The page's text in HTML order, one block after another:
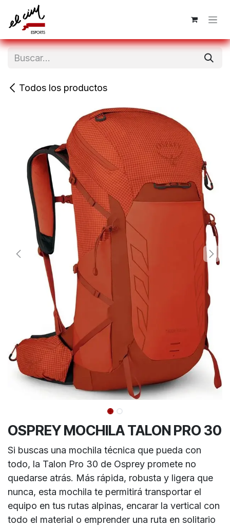
Ir al contenido
Todos los productos
OSPREY MOCHILA TALON PRO 30
Si buscas una mochila técnica que pueda con
todo, la Talon Pro 30 de Osprey promete no
quedarse atrás. Más rápida, robusta y ligera que
nunca, esta mochila te permitirá transportar el
equipo en tus rutas alpinas, encarar la vertical con
todo el material o emprender una ruta en solitario